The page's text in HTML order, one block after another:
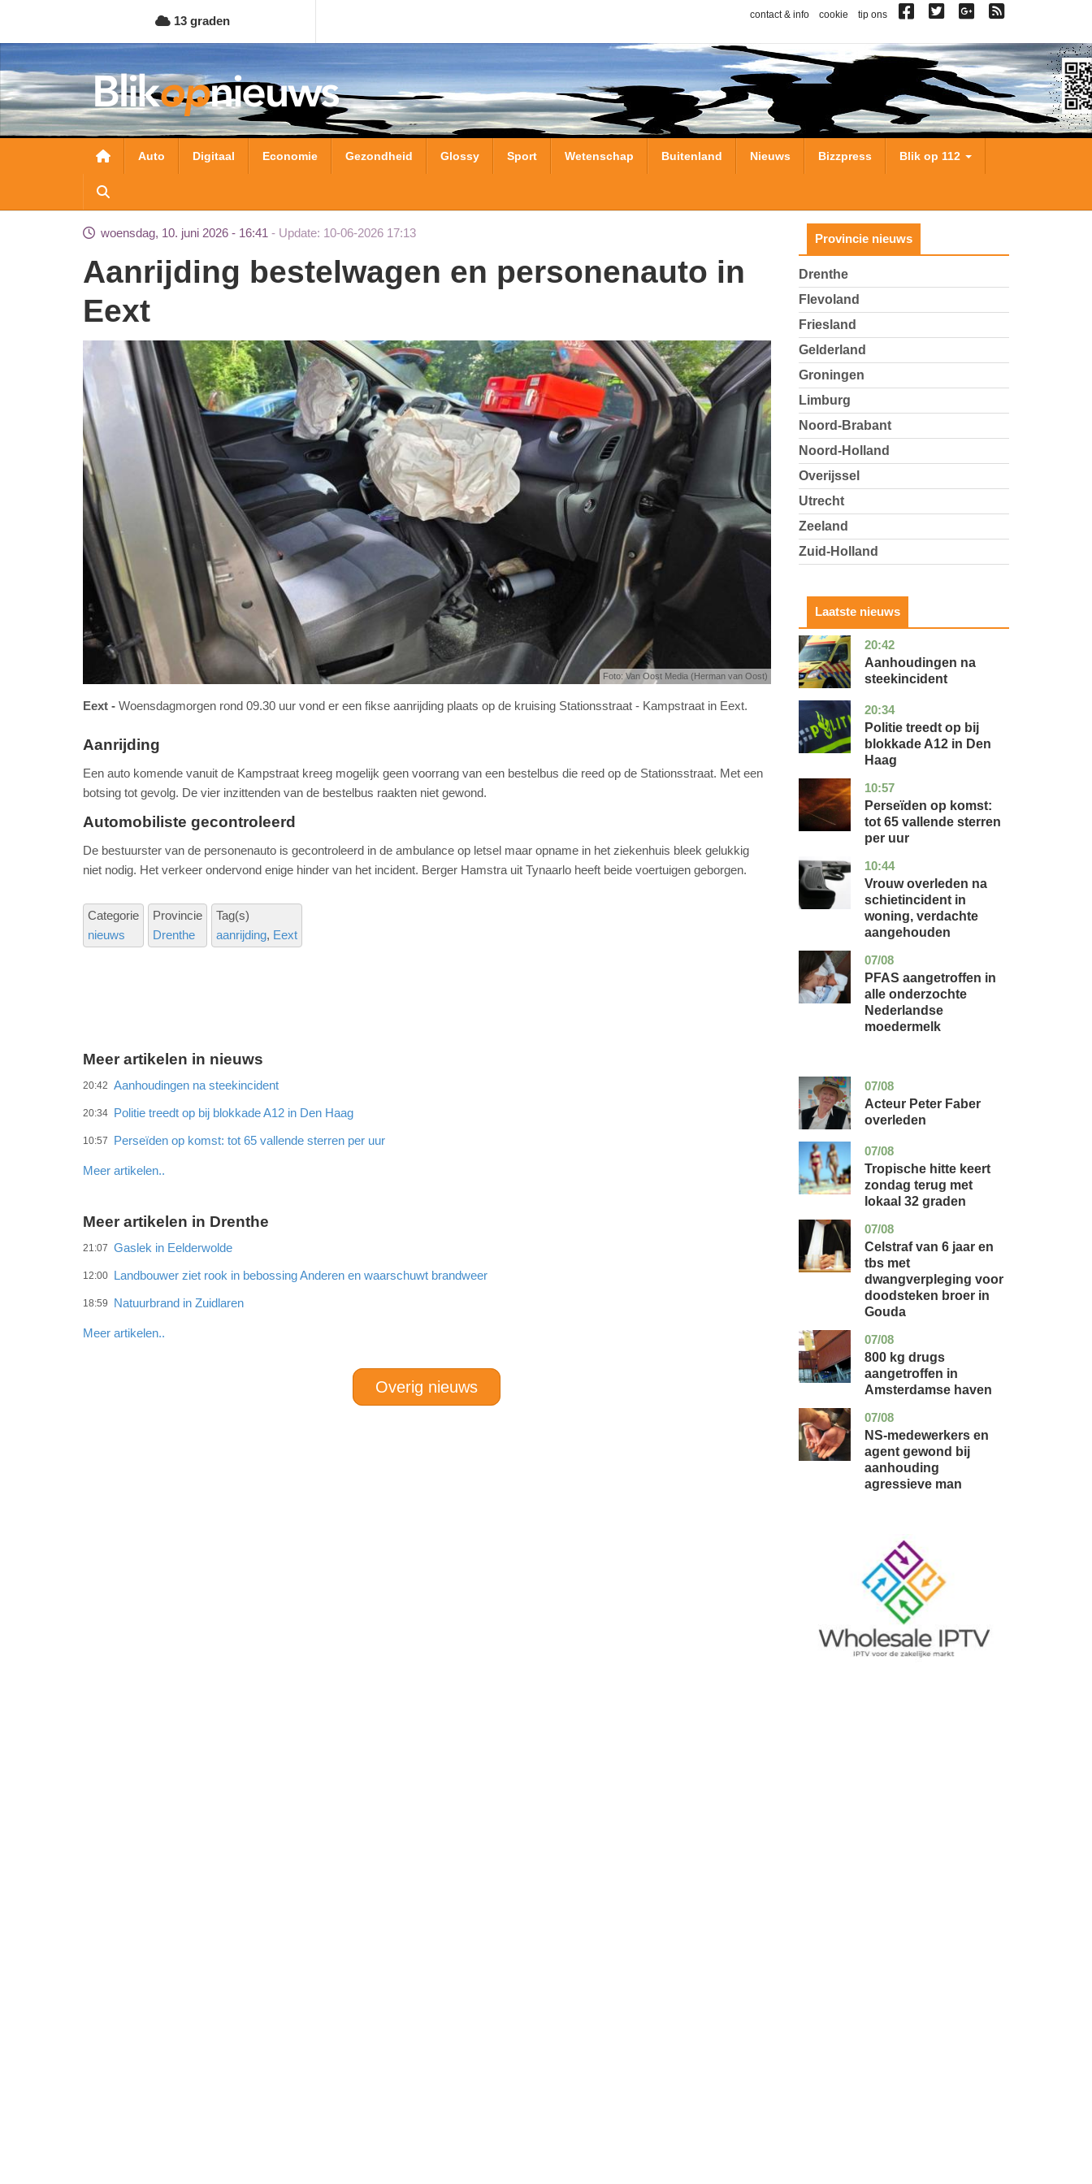
naar
de
inhoud
gaan
13 graden contact & info cookie tip ons
Hoofdnavigatie
Auto Digitaal Economie Gezondheid Glossy Sport Wetenschap Buitenland Nieuws Bizzpress Blik op 112
woensdag, 10. juni 2026 - 16:41 Update: 10-06-2026 17:13
Aanrijding bestelwagen en personenauto in
Eext
Foto: Van Oost Media (Herman van Oost)
Eext Woensdagmorgen rond 09.30 uur vond er een fikse aanrijding plaats op de kruising Stationsstraat - Kampstraat in Eext.
Aanrijding
Een auto komende vanuit de Kampstraat kreeg mogelijk geen voorrang van een bestelbus die reed op de Stationsstraat. Met een
botsing tot gevolg. De vier inzittenden van de bestelbus raakten niet gewond.
Automobiliste gecontroleerd
De bestuurster van de personenauto is gecontroleerd in de ambulance op letsel maar opname in het ziekenhuis bleek gelukkig
niet nodig. Het verkeer ondervond enige hinder van het incident. Berger Hamstra uit Tynaarlo heeft beide voertuigen geborgen.
Categorie
nieuws
Provincie
Drenthe
Tag(s)
aanrijding Eext
Meer artikelen in nieuws
20:42 Aanhoudingen na steekincident
20:34 Politie treedt op bij blokkade A12 in Den Haag
10:57 Perseïden op komst: tot 65 vallende sterren per uur
Meer artikelen..
Meer artikelen in Drenthe
21:07 Gaslek in Eelderwolde
12:00 Landbouwer ziet rook in bebossing Anderen en waarschuwt brandweer
18:59 Natuurbrand in Zuidlaren
Meer artikelen..
Overig nieuws
Provincie nieuws
Drenthe
Flevoland
Friesland
Gelderland
Groningen
Limburg
Noord-Brabant
Noord-Holland
Overijssel
Utrecht
Zeeland
Zuid-Holland
Laatste nieuws
20:42
utrecht
nieuws
Aanhoudingen na
steekincident
20:34
zuid-
holland
nieuws
Politie treedt op bij
blokkade A12 in Den
Haag
10:57
utrecht
nieuws
Perseïden op komst:
tot 65 vallende sterren
per uur
10:44
zuid-
holland
nieuws
Vrouw overleden na
schietincident in
woning, verdachte
aangehouden
07/08
utrecht
gezondheid
PFAS aangetroffen in
alle onderzochte
Nederlandse
moedermelk
07/08
noord-
holland
glossy
Acteur Peter Faber
overleden
07/08
utrecht
nieuws
Tropische hitte keert
zondag terug met
lokaal 32 graden
07/08
zuid-
holland
nieuws
Celstraf van 6 jaar en
tbs met
dwangverpleging voor
doodsteken broer in
Gouda
07/08
noord-
holland
nieuws
800 kg drugs
aangetroffen in
Amsterdamse haven
07/08
flevoland
nieuws
NS-medewerkers en
agent gewond bij
aanhouding
agressieve man